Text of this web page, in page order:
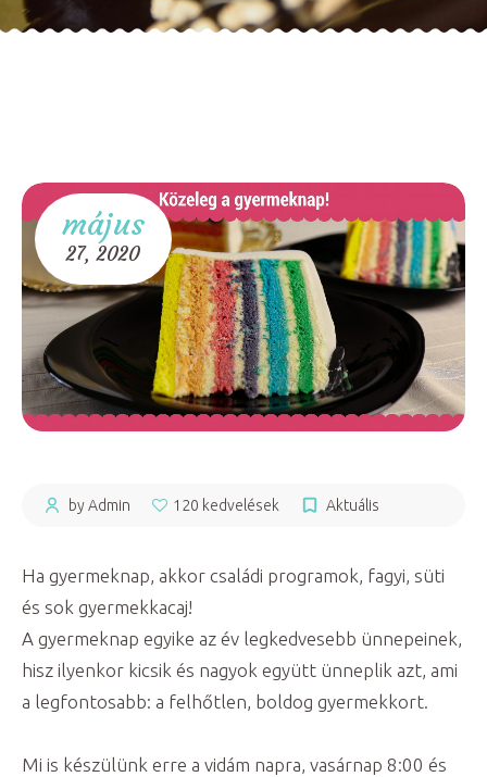
május
27, 2020
by Admin 120 kedvelések Aktuális
Ha gyermeknap, akkor családi programok, fagyi, süti
és sok gyermekkacaj!
A gyermeknap egyike az év legkedvesebb ünnepeinek,
hisz ilyenkor kicsik és nagyok együtt ünneplik azt, ami
a legfontosabb: a felhőtlen, boldog gyermekkort.
Mi is készülünk erre a vidám napra, vasárnap 8:00 és